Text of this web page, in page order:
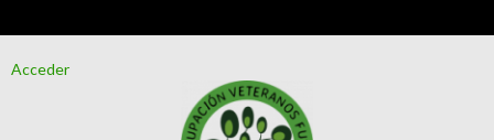
alAcceder